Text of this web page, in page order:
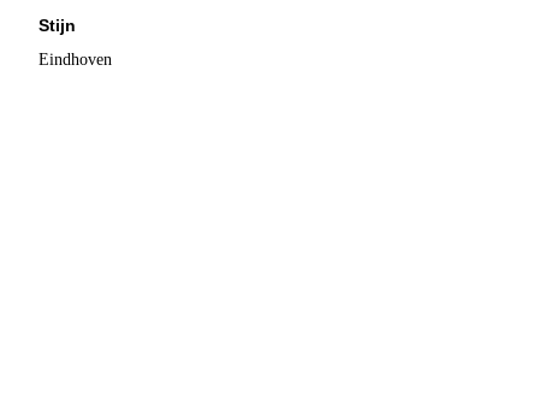
Stijn
Eindhoven